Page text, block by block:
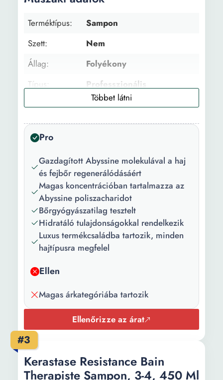
Terméktípus:
Sampon
Szett:
Nem
Állag:
Folyékony
Típus:
Professzionális
Hajtípus:
Száraz
Fő összetevő:
Aminosavak
Kollekció:
Aroma:
Virág
Tulajdonságok: Hidratáló
Darabszám/szett: 1
Mennyiség:
80 ml
Súly:
800 g
Pro
Gazdagított Abyssine molekulával a haj
és fejbőr regenerálódásáért
Magas koncentrációban tartalmazza az
Abyssine poliszacharidot
Bőrgyógyászatilag tesztelt
Hidratáló tulajdonságokkal rendelkezik
Luxus termékcsaládba tartozik, minden
hajtípusra megfelel
Ellen
Magas árkategóriába tartozik
Ellenőrizze az árat
#3
Kerastase Resistance Bain
Therapiste Sampon, 3-4, 450 Ml